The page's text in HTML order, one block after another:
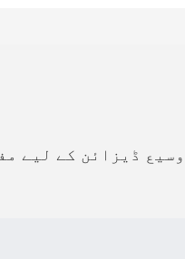
ڈیزائن کے لیے